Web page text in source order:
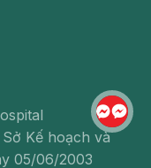
Kế hoạch và
05/06/2003